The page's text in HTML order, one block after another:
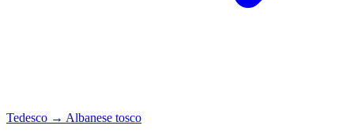
Tedesco → Albanese tosco